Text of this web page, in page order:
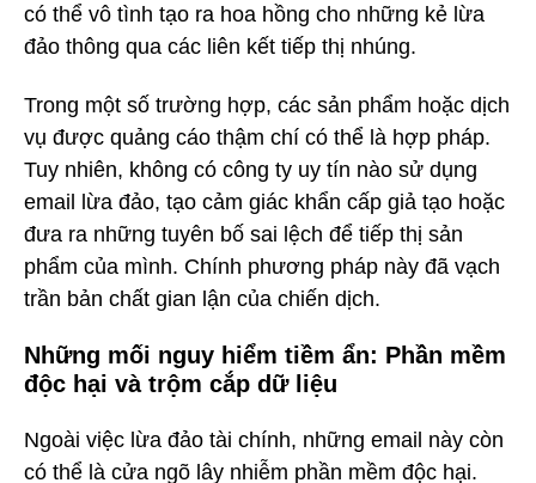
có thể vô tình tạo ra hoa hồng cho những kẻ lừa
đảo thông qua các liên kết tiếp thị nhúng.
Trong một số trường hợp, các sản phẩm hoặc dịch
vụ được quảng cáo thậm chí có thể là hợp pháp.
Tuy nhiên, không có công ty uy tín nào sử dụng
email lừa đảo, tạo cảm giác khẩn cấp giả tạo hoặc
đưa ra những tuyên bố sai lệch để tiếp thị sản
phẩm của mình. Chính phương pháp này đã vạch
trần bản chất gian lận của chiến dịch.
Những mối nguy hiểm tiềm ẩn: Phần mềm
độc hại và trộm cắp dữ liệu
Ngoài việc lừa đảo tài chính, những email này còn
có thể là cửa ngõ lây nhiễm phần mềm độc hại.